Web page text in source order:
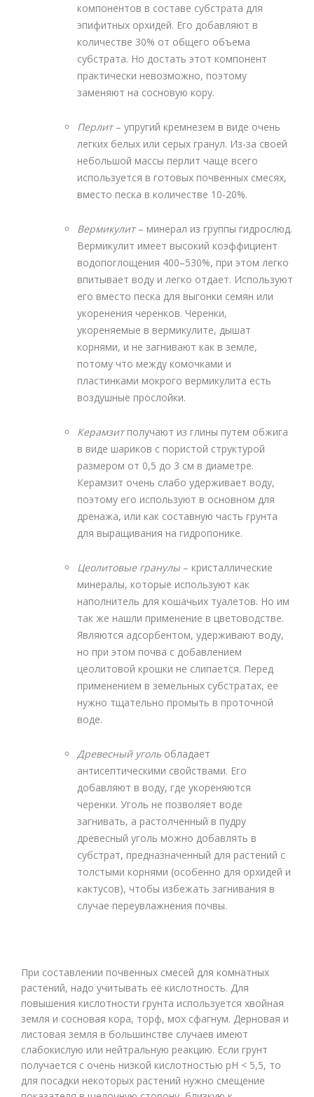
компонентов в составе субстрата для
эпифитных орхидей. Его добавляют в
количестве 30% от общего объема
субстрата. Но достать этот компонент
практически невозможно, поэтому
заменяют на сосновую кору.
Перлит– упругий кремнезем в виде очень
легких белых или серых гранул. Из-за своей
небольшой массы перлит чаще всего
используется в готовых почвенных смесях,
вместо песка в количестве 10-20%.
Вермикулит– минерал из группы гидрослюд.
Вермикулит имеет высокий коэффициент
водопоглощения 400–530%, при этом легко
впитывает воду и легко отдает. Используют
его вместо песка для выгонки семян или
укоренения черенков. Черенки,
укореняемые в вермикулите, дышат
корнями, и не загнивают как в земле,
потому что между комочками и
пластинками мокрого вермикулита есть
воздушные прослойки.
Керамзитполучают из глины путем обжига
в виде шариков с пористой структурой
размером от 0,5 до 3 см в диаметре.
Керамзит очень слабо удерживает воду,
поэтому его используют в основном для
дренажа, или как составную часть грунта
для выращивания на гидропонике.
Цеолитовые гранулы – кристаллические
минералы, которые используют как
наполнитель для кошачьих туалетов. Но им
так же нашли применение в цветоводстве.
Являются адсорбентом, удерживают воду,
но при этом почва с добавлением
цеолитовой крошки не слипается. Перед
применением в земельных субстратах, ее
нужно тщательно промыть в проточной
воде.
Древесный уголь обладает
антисептическими свойствами. Его
добавляют в воду, где укореняются
черенки. Уголь не позволяет воде
загнивать, а растолченный в пудру
древесный уголь можно добавлять в
субстрат, предназначенный для растений с
толстыми корнями (особенно для орхидей и
кактусов), чтобы избежать загнивания в
случае переувлажнения почвы.
При составлении почвенных смесей для комнатных
растений, надо учитывать её кислотность. Для
повышения кислотности грунта используется хвойная
земля и сосновая кора, торф, мох сфагнум. Дерновая и
листовая земля в большинстве случаев имеют
слабокислую или нейтральную реакцию. Если грунт
получается с очень низкой кислотностью рН < 5,5, то
для посадки некоторых растений нужно смещение